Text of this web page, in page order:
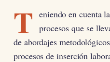
T eniendo en cuenta
procesos que se
de abordajes
procesos de inserción